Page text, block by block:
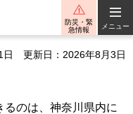
防災・緊
急情報
メニュー
日 更新日：2026年8月3日
のは、神奈川県内に